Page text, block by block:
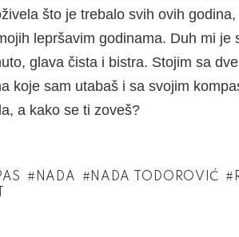
što je trebalo svih ovih
lepršavim godinama. Duh mi je
glava čista i bistra. Stojim sa
koje sam utabaš i sa svojim
a kako se ti zoveš?
NADA NADA TODOROVIĆ